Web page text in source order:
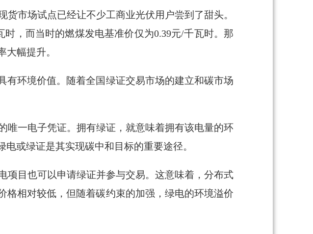
市场试点已经让不少工商业光伏用户尝到了甜头。
，而当时的燃煤发电基准价仅为0.39元/千瓦时。那
幅提升。
有环境价值。随着全国绿证交易市场的建立和碳市场
唯一电子凭证。拥有绿证，就意味着拥有该电量的环
或绿证是其实现碳中和目标的重要途径。
项目也可以申请绿证并参与交易。这意味着，分布式
格相对较低，但随着碳约束的加强，绿电的环境溢价